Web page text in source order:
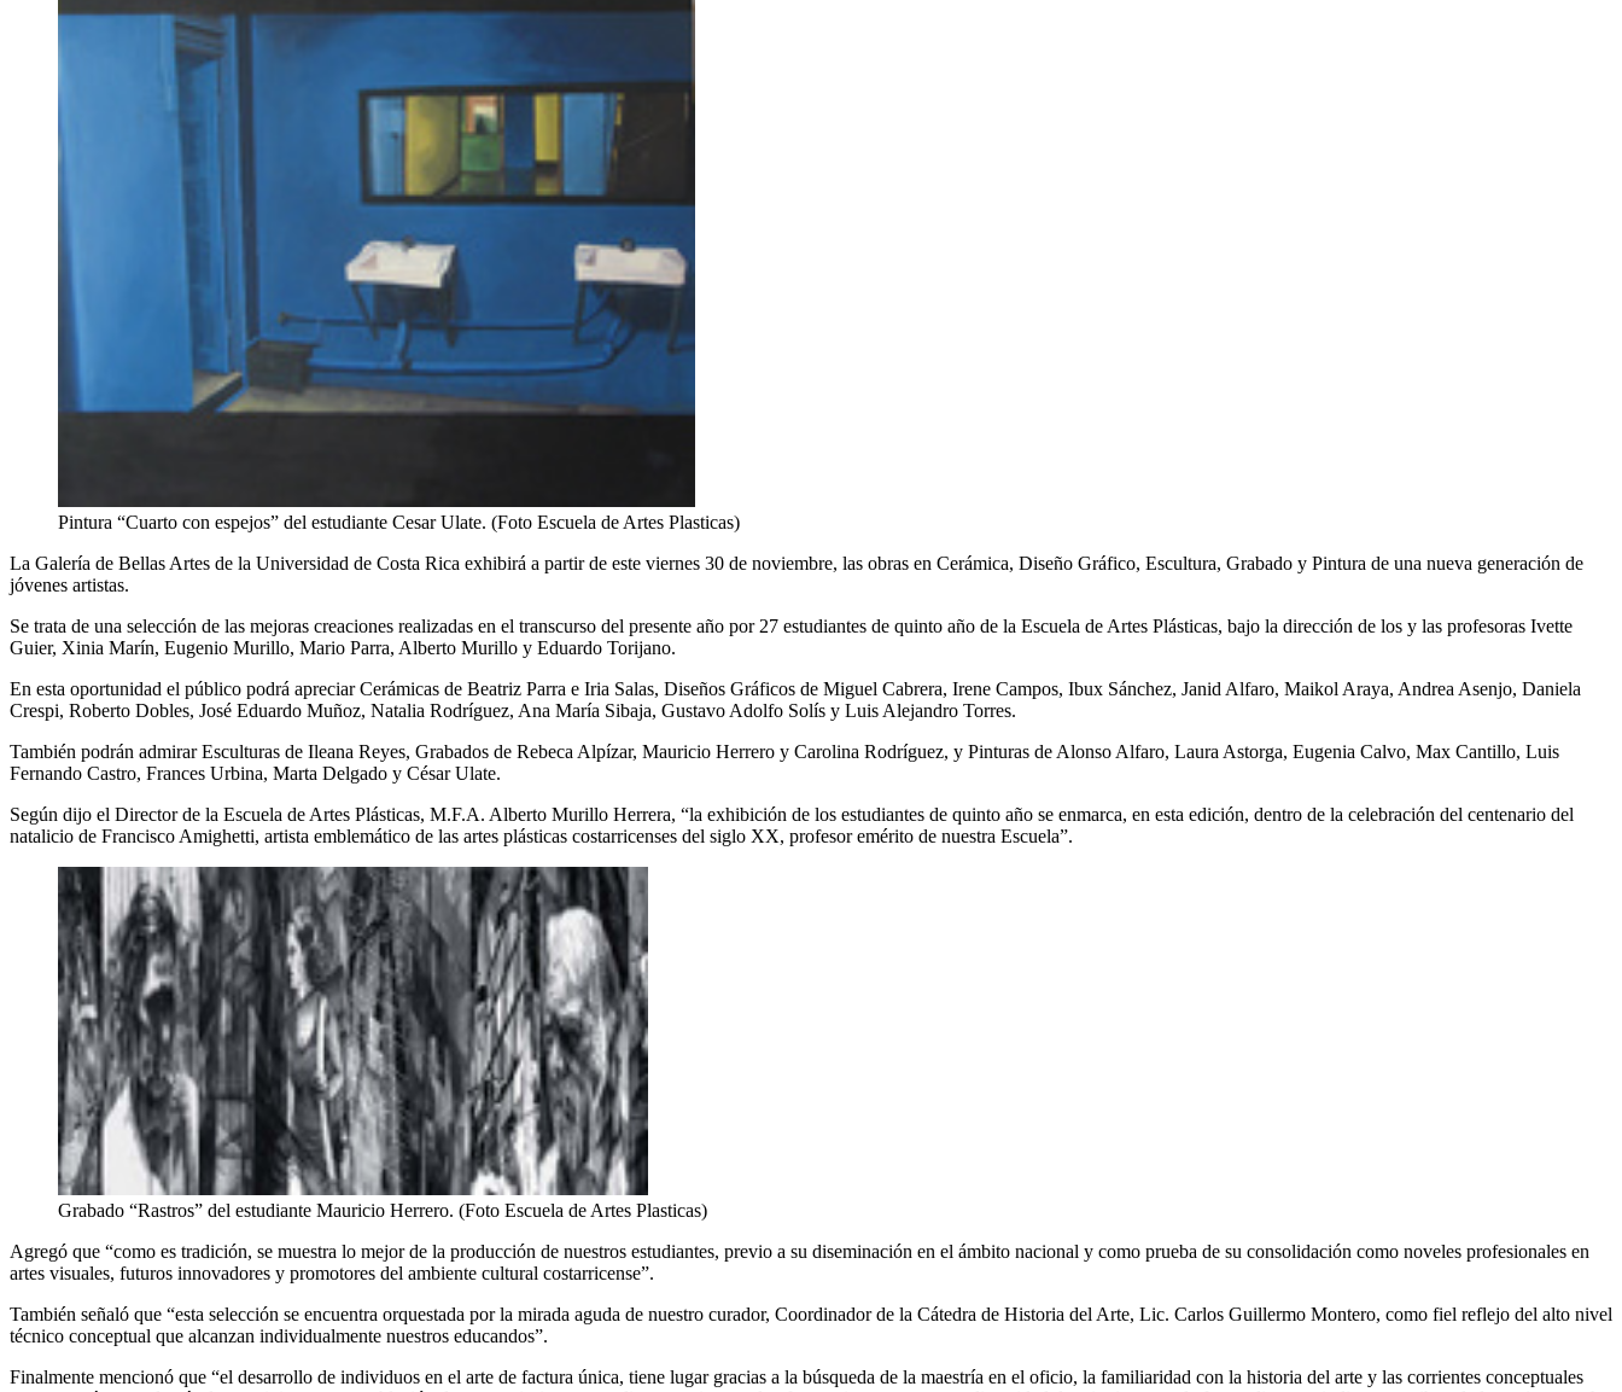
Pintura “Cuarto con espejos” del estudiante Cesar Ulate. (Foto Escuela de Artes Plasticas)
La Galería de Bellas Artes de la Universidad de Costa Rica exhibirá a partir de este viernes 30 de noviembre, las obras en Cerámica, Diseño Gráfico, Escultura, Grabado y Pintura de una nueva generación de
jóvenes artistas.
Se trata de una selección de las mejoras creaciones realizadas en el transcurso del presente año por 27 estudiantes de quinto año de la Escuela de Artes Plásticas, bajo la dirección de los y las profesoras Ivette
Guier, Xinia Marín, Eugenio Murillo, Mario Parra, Alberto Murillo y Eduardo Torijano.
En esta oportunidad el público podrá apreciar Cerámicas de Beatriz Parra e Iria Salas, Diseños Gráficos de Miguel Cabrera, Irene Campos, Ibux Sánchez, Janid Alfaro, Maikol Araya, Andrea Asenjo, Daniela
Crespi, Roberto Dobles, José Eduardo Muñoz, Natalia Rodríguez, Ana María Sibaja, Gustavo Adolfo Solís y Luis Alejandro Torres.
También podrán admirar Esculturas de Ileana Reyes, Grabados de Rebeca Alpízar, Mauricio Herrero y Carolina Rodríguez, y Pinturas de Alonso Alfaro, Laura Astorga, Eugenia Calvo, Max Cantillo, Luis
Fernando Castro, Frances Urbina, Marta Delgado y César Ulate.
Según dijo el Director de la Escuela de Artes Plásticas, M.F.A. Alberto Murillo Herrera, “la exhibición de los estudiantes de quinto año se enmarca, en esta edición, dentro de la celebración del centenario del
natalicio de Francisco Amighetti, artista emblemático de las artes plásticas costarricenses del siglo XX, profesor emérito de nuestra Escuela”.
Grabado “Rastros” del estudiante Mauricio Herrero. (Foto Escuela de Artes Plasticas)
Agregó que “como es tradición, se muestra lo mejor de la producción de nuestros estudiantes, previo a su diseminación en el ámbito nacional y como prueba de su consolidación como noveles profesionales en
artes visuales, futuros innovadores y promotores del ambiente cultural costarricense”.
También señaló que “esta selección se encuentra orquestada por la mirada aguda de nuestro curador, Coordinador de la Cátedra de Historia del Arte, Lic. Carlos Guillermo Montero, como fiel reflejo del alto nivel
técnico conceptual que alcanzan individualmente nuestros educandos”.
Finalmente mencionó que “el desarrollo de individuos en el arte de factura única, tiene lugar gracias a la búsqueda de la maestría en el oficio, la familiaridad con la historia del arte y las corrientes conceptuales